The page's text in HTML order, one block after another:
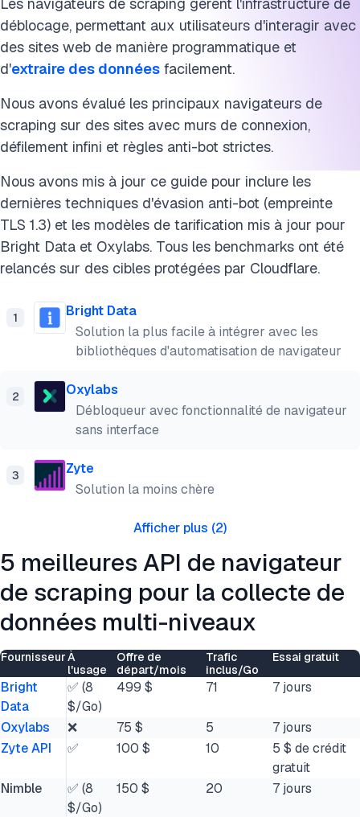
déblocage, permettant aux utilisateurs d'interagir avec
des sites web de manière programmatique et
d'extraire des données facilement.
Nous avons évalué les principaux navigateurs de
scraping sur des sites avec murs de connexion,
défilement infini et règles anti-bot strictes.
Nous avons mis à jour ce guide pour inclure les
dernières techniques d'évasion anti-bot (empreinte
TLS 1.3) et les modèles de tarification mis à jour pour
Bright Data et Oxylabs. Tous les benchmarks ont été
relancés sur des cibles protégées par Cloudflare.
1
Bright Data
Solution la plus facile à intégrer avec les
bibliothèques d'automatisation de navigateur
2
Oxylabs
Débloqueur avec fonctionnalité de navigateur
sans interface
3
Zyte
Solution la moins chère
Afficher plus (2)
5 meilleures API de navigateur
de scraping pour la collecte de
données multi-niveaux
FournisseurÀ
l'usage
Offre de
départ/mois
Trafic
inclus/Go
Essai gratuit
Bright
Data
✅ (8
$/Go)
499 $ 71 7 jours
Oxylabs ❌ 75 $ 5
7 jours
Zyte API
✅ 100 $ 10
5 $ de crédit
gratuit
Nimble
✅ (8
$/Go)
150 $ 20 7 jours
Citez ce benchmark